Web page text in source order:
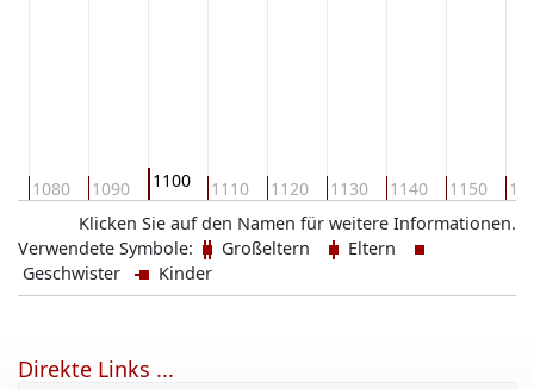
1080 1090 1100 1110 1120 1130 1140 1150
Klicken Sie auf den Namen für weitere Informationen.
Verwendete Symbole:
Großeltern
Eltern
Geschwister
Kinder
Direkte Links ...